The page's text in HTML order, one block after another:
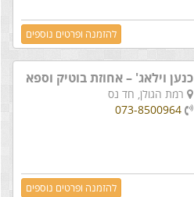
להזמנה ופרטים נוספים
כנען וילאג' – אחוזת בוטיק וספא
רמת הגולן, חד נס
073-8500964
להזמנה ופרטים נוספים